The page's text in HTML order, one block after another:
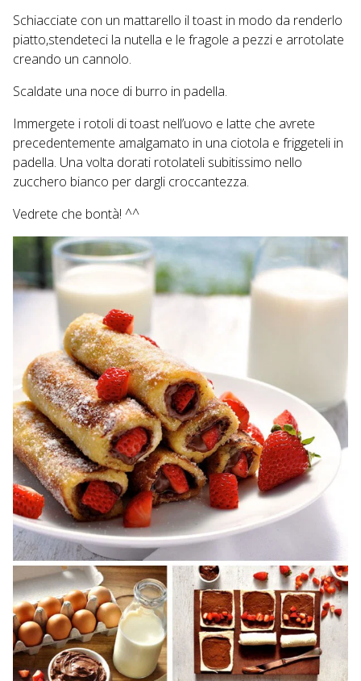
Schiacciate con un mattarello il toast in modo da renderlo
piatto,stendeteci la nutella e le fragole a pezzi e arrotolate
creando un cannolo.
Scaldate una noce di burro in padella.
Immergete i rotoli di toast nell’uovo e latte che avrete
precedentemente amalgamato in una ciotola e friggeteli in
padella. Una volta dorati rotolateli subitissimo nello
zucchero bianco per dargli croccantezza.
Vedrete che bontà! ^^